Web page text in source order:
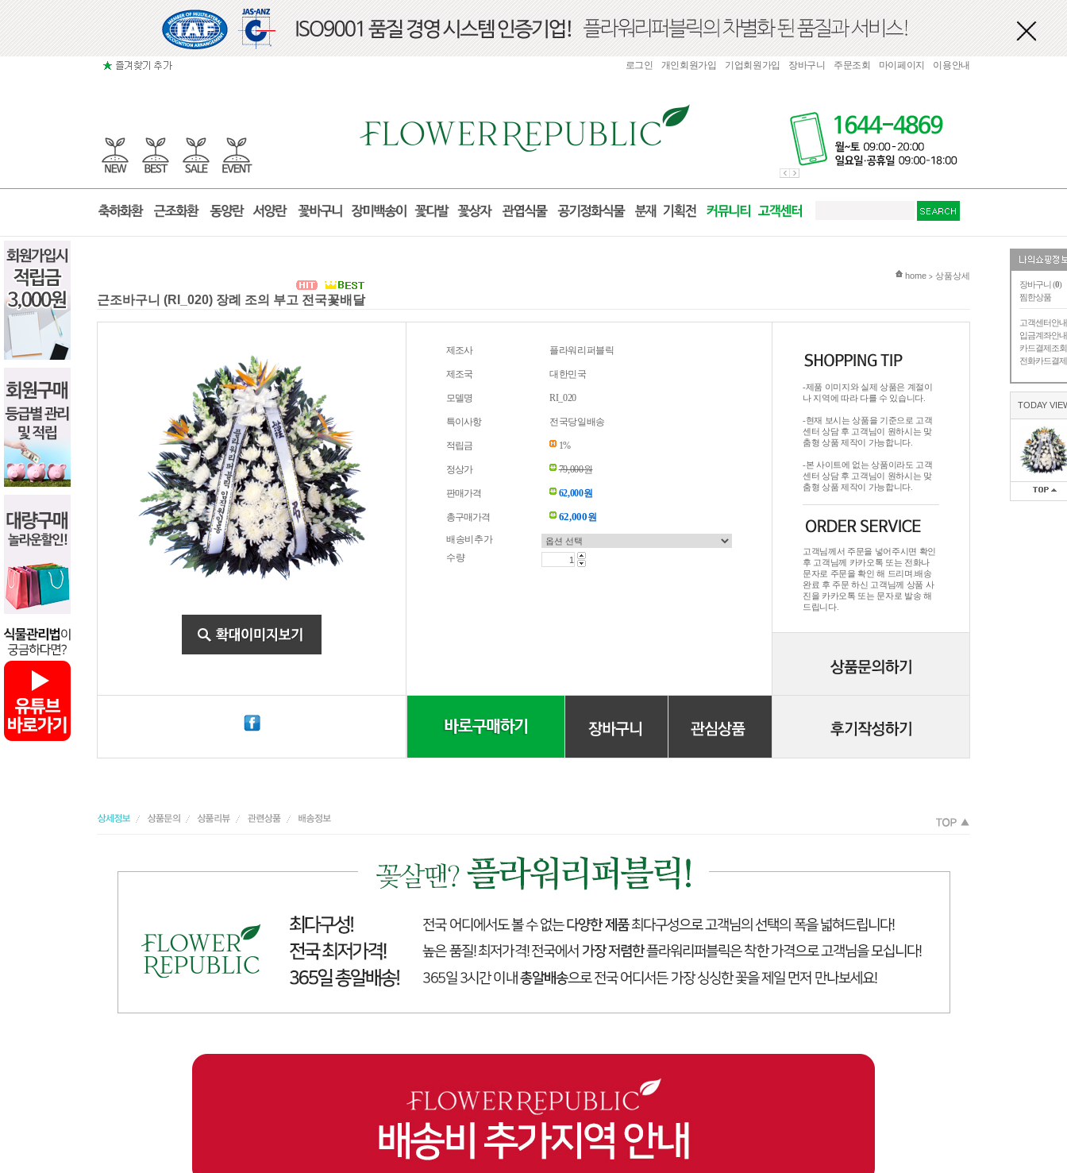
장바구니 (0)
찜한상품
고객센터안내
입금계좌안내
카드결제조회
전화카드결제
TODAY
로그인 개인회원가입 기업회원가입 장바구니 주문조회 마이페이지 이용안내
현재 위치
home > 상품상세
근조바구니 (RI_020) 장례 조의 부고 전국꽃배달
제조사 플라워리퍼블릭
제조국 대한민국
모델명 RI_020
특이사항 전국당일배송
적립금 1%
정상가 79,000원
판매가격 62,000원
총구매가격 62,000원
배송비추가
수량
-제품 이미지와 실제 상품은 계절이
나 지역에 따라 다를 수 있습니다.
-현재 보시는 상품을 기준으로 고객
센터 상담 후 고객님이 원하시는 맞
춤형 상품 제작이 가능합니다.
-본 사이트에 없는 상품이라도 고객
센터 상담 후 고객님이 원하시는 맞
춤형 상품 제작이 가능합니다.
고객님께서 주문을 넣어주시면 확인
후 고객님께 카카오톡 또는 전화나
문자로 주문을 확인 해 드리며.배송
완료 후 주문 하신 고객님께 상품 사
진을 카카오톡 또는 문자로 발송 해
드립니다.